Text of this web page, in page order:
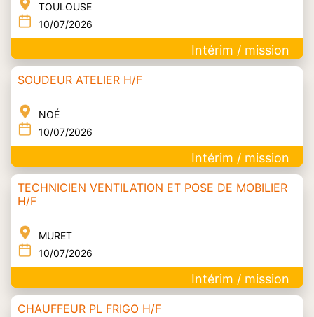
TOULOUSE
10/07/2026
Intérim / mission
SOUDEUR ATELIER H/F
NOÉ
10/07/2026
Intérim / mission
TECHNICIEN VENTILATION ET POSE DE MOBILIER
H/F
MURET
10/07/2026
Intérim / mission
CHAUFFEUR PL FRIGO H/F